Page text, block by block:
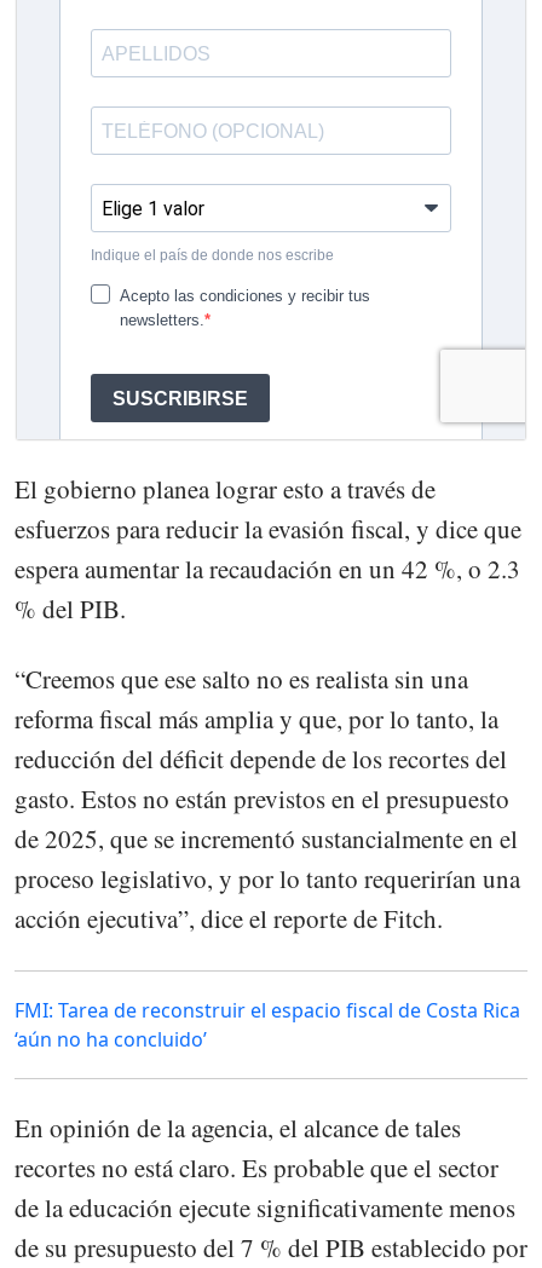
El gobierno planea lograr esto a través de
esfuerzos para reducir la evasión fiscal, y dice que
espera aumentar la recaudación en un 42 %, o 2.3
% del PIB.
“Creemos que ese salto no es realista sin una
reforma fiscal más amplia y que, por lo tanto, la
reducción del déficit depende de los recortes del
gasto. Estos no están previstos en el presupuesto
de 2025, que se incrementó sustancialmente en el
proceso legislativo, y por lo tanto requerirían una
acción ejecutiva”, dice el reporte de Fitch.
FMI: Tarea de reconstruir el espacio fiscal de Costa Rica
‘aún no ha concluido’
En opinión de la agencia, el alcance de tales
recortes no está claro. Es probable que el sector
de la educación ejecute significativamente menos
de su presupuesto del 7 % del PIB establecido por